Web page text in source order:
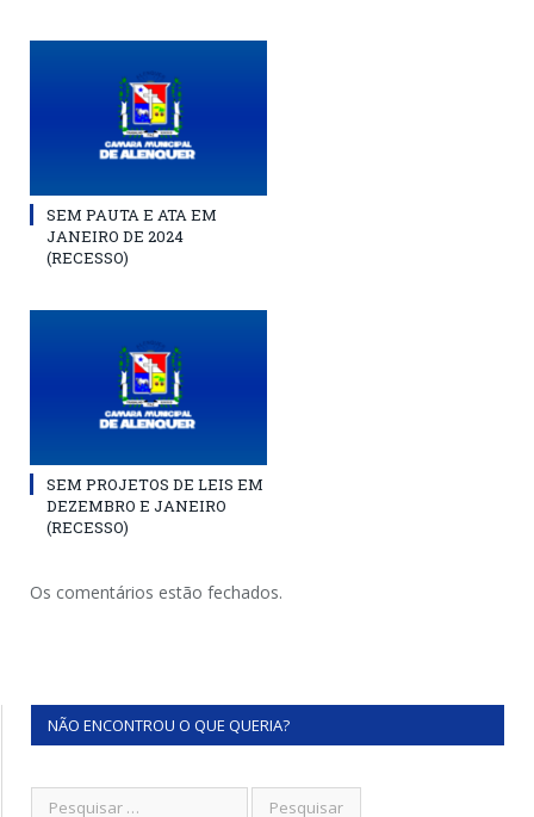
SEM PAUTA E ATA EM
JANEIRO DE 2024
(RECESSO)
SEM PROJETOS DE LEIS EM
DEZEMBRO E JANEIRO
(RECESSO)
Os comentários estão fechados.
NÃO ENCONTROU O QUE QUERIA?